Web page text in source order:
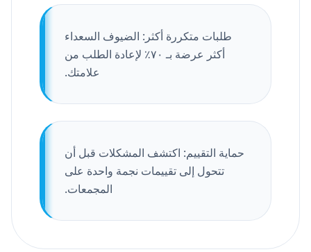
طلبات متكررة أكثر: الضيوف السعداء
أكثر عرضة بـ ٧٠٪ لإعادة الطلب من
علامتك.
حماية التقييم: اكتشف المشكلات قبل أن
تتحول إلى تقييمات نجمة واحدة على
المجمعات.